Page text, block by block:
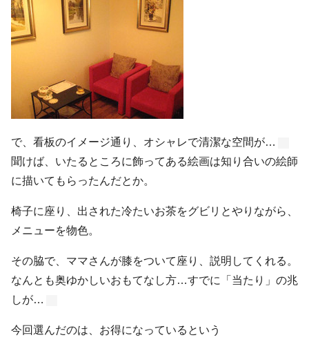
で、看板のイメージ通り、オシャレで清潔な空間が…
聞けば、いたるところに飾ってある絵画は知り合いの絵師
に描いてもらったんだとか。
椅子に座り、出された冷たいお茶をグビリとやりながら、
メニューを物色。
その脇で、ママさんが膝をついて座り、説明してくれる。
なんとも奥ゆかしいおもてなし方…すでに「当たり」の兆
しが…
今回選んだのは、お得になっているという